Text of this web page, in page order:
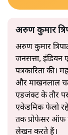
अरुण कुमार
अरुण कुमार
जनसत्ता,
पत्रकारिता की।
और माखनलाल
एडजंक्ट के तौर पर
एकेडमिक फेलो
तक प्रोफेसर ऑफ
लेखन करते हैं।